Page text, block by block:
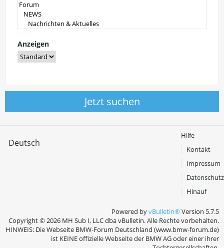
Anzeigen
Jetzt suchen
Deutsch
Hilfe
Kontakt
Impressum
Datenschutz
Hinauf
Powered byvBulletin®Version 5.7.5
Copyright © 2026 MH Sub I, LLC dba vBulletin. Alle Rechte vorbehalten.
HINWEIS: Die Webseite BMW-Forum Deutschland (www.bmw-forum.de)
ist KEINE offizielle Webseite der BMW AG oder einer ihrer